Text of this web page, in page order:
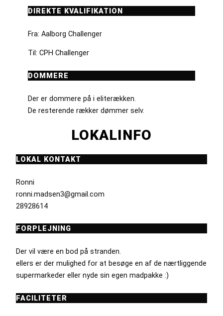
DIREKTE KVALIFIKATION
Fra: Aalborg Challenger
Til: CPH Challenger
DOMMERE
Der er dommere på i eliterækken.
De resterende rækker dømmer selv.
LOKALINFO
LOKAL KONTAKT
Ronni
ronni.madsen3@gmail.com
28928614
FORPLEJNING
Der vil være en bod på stranden.
ellers er der mulighed for at besøge en af de nærtliggende
supermarkeder eller nyde sin egen madpakke :)
FACILITETER